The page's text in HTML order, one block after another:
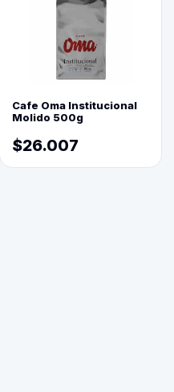
Cafe Oma Institucional
Molido 500g
$26.007